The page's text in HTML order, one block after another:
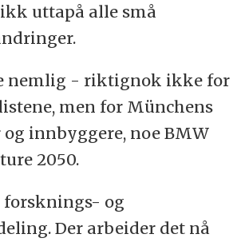
uttapå alle små
nemlig - riktignok ikke for
men for Münchens
innbyggere, noe BMW
2050.
forsknings- og
Der arbeider det nå